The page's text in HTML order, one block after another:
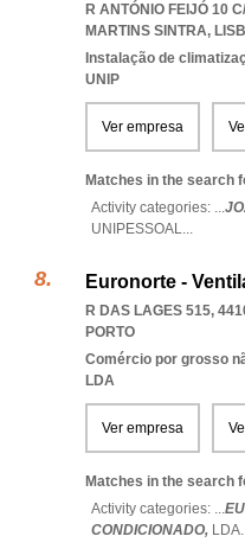
R ANTÓNIO FEIJÓ 10
MARTINS SINTRA,
Instalação de
UNIP
Ver empresa
Matches in the search
Activity categories: ...
UNIPESSOAL...
Euronorte -
R DAS LAGES 515,
PORTO
Comércio por grosso
LDA
Ver empresa
Matches in the search
Activity categories: ...
CONDICIONADO, LDA